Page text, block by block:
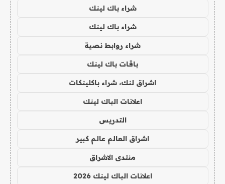
شراء باك لينك
شراء باك لينك
شراء روابط نصية
باقات باك لينك
اشراق لنك، شراء باكلينكات
اعلانات الباك لينك
التدريس
اشراق العالم عالم كبير
منتدى الاشراق
اعلانات الباك لينك 2026